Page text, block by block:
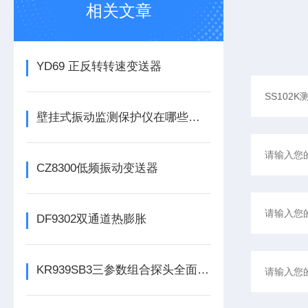
相关文章
YD69 正反转转速变送器
壁挂式振动监测保护仪在哪些领域有广泛应用？
CZ8300低频振动变送器
DF9302双通道热膨胀
KR939SB3三参数组合探头全面解析